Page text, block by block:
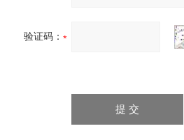
验证码：